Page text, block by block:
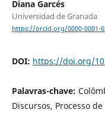
Diana Garcés
Universidad de Granada
https://orcid.org/0000-0001-
DOI: https://doi.org/
Palavras-chave:
Discursos, Processo